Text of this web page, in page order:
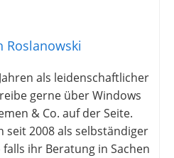
Roslanowski
als leidenschaftlicher
gerne über Windows
& Co. auf der Seite.
seit 2008 als selbständiger
ihr Beratung in Sachen